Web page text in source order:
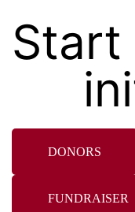
Start
DONORS
FUNDRAISER